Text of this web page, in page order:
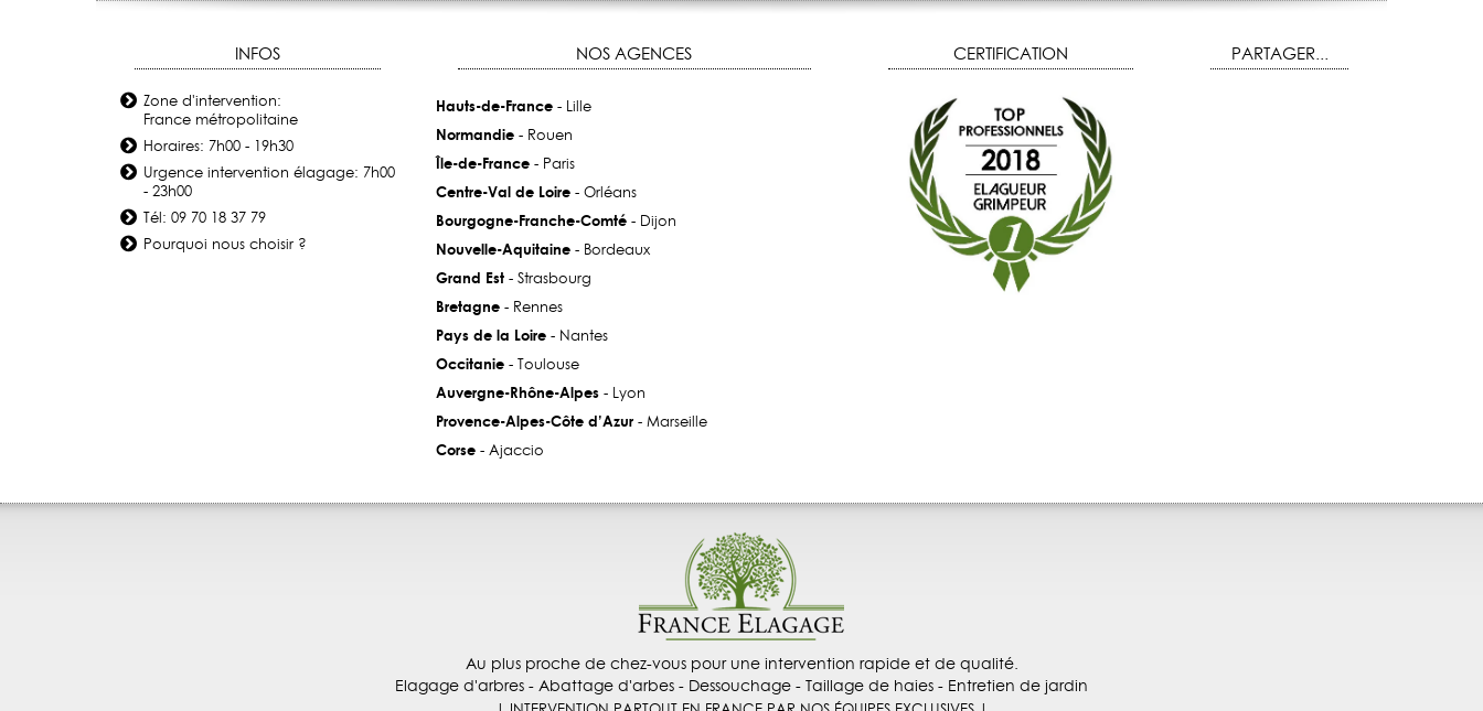
INFOS
Zone d'intervention:
France métropolitaine
Horaires: 7h00 - 19h30
Urgence intervention élagage: 7h00
- 23h00
Tél: 09 70 18 37 79
Pourquoi nous choisir ?
NOS AGENCES
Hauts-de-France- Lille
Normandie- Rouen
Île-de-France- Paris
Centre-Val de Loire- Orléans
Bourgogne-Franche-Comté- Dijon
Nouvelle-Aquitaine- Bordeaux
Grand Est- Strasbourg
Bretagne- Rennes
Pays de la Loire- Nantes
Occitanie- Toulouse
Auvergne-Rhône-Alpes- Lyon
Provence-Alpes-Côte d’Azur- Marseille
Corse- Ajaccio
CERTIFICATION PARTAGER...
Au plus proche de chez-vous pour une intervention rapide et de qualité.
Elagage d'arbres - Abattage d'arbes - Dessouchage - Taillage de haies - Entretien de jardin